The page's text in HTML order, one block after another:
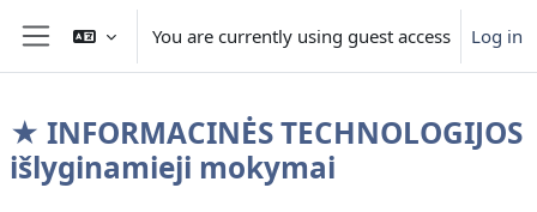
Skip to main content
Side panel
You are currently using guest access Log in
★ INFORMACINĖS TECHNOLOGIJOS
išlyginamieji mokymai